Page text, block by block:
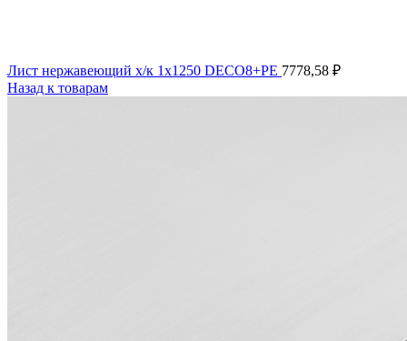
Лист нержавеющий х/к 1х1250 DECO8+PE 7778,58 ₽
Назад к товарам